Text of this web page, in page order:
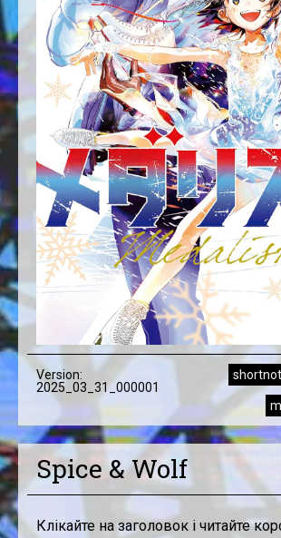
Version:
2025_03_31_000001
Spice & Wolf
Клікайте на заголовок і читайте